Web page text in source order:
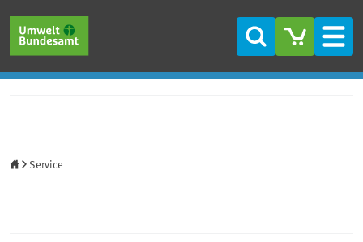
Suche
Service